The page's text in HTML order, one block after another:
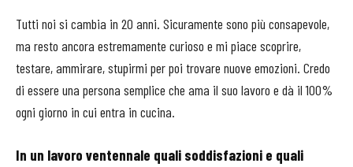
Tutti noi si cambia in 20 anni. Sicuramente sono più consapevole,
ma resto ancora estremamente curioso e mi piace scoprire,
testare, ammirare, stupirmi per poi trovare nuove emozioni. Credo
di essere una persona semplice che ama il suo lavoro e dà il 100%
ogni giorno in cui entra in cucina.
In un lavoro ventennale quali soddisfazioni e quali